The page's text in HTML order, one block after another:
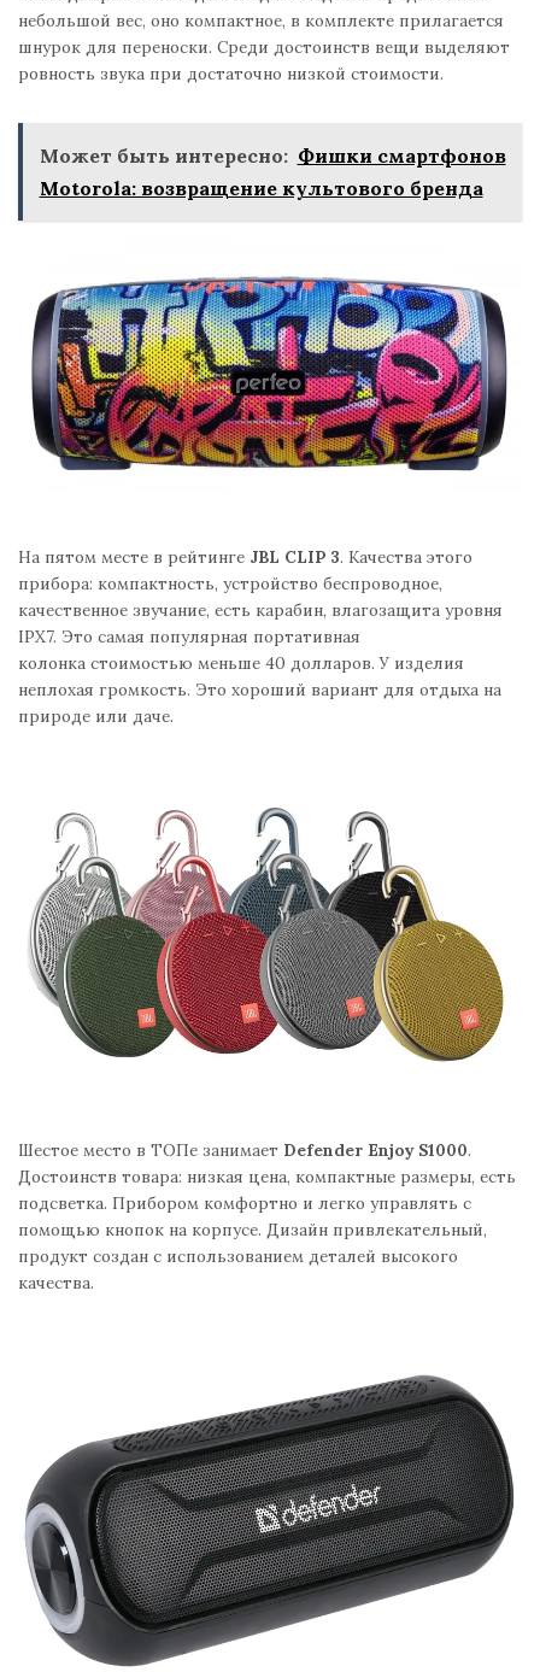
небольшой вес, оно компактное, в комплекте прилагается
шнурок для переноски. Среди достоинств вещи выделяют
ровность звука при достаточно низкой стоимости.
Может быть интересно: Фишки смартфонов
Motorola: возвращение культового бренда
На пятом месте в рейтинге JBL CLIP 3. Качества этого
прибора: компактность, устройство беспроводное,
качественное звучание, есть карабин, влагозащита уровня
IPX7. Это самая популярная портативная
колонка стоимостью меньше 40 долларов. У изделия
неплохая громкость. Это хороший вариант для отдыха на
природе или даче.
Шестое место в ТОПе занимает Defender Enjoy S1000.
Достоинств товара: низкая цена, компактные размеры, есть
подсветка. Прибором комфортно и легко управлять с
помощью кнопок на корпусе. Дизайн привлекательный,
продукт создан с использованием деталей высокого
качества.